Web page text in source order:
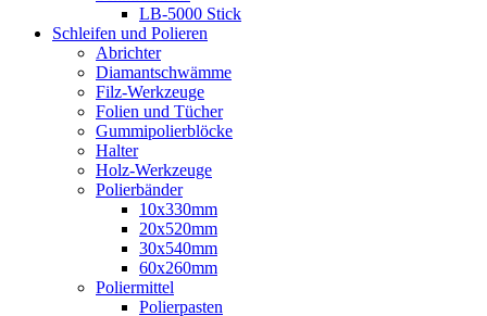
LB-5000 Stick
Schleifen und Polieren
Abrichter
Diamantschwämme
Filz-Werkzeuge
Folien und Tücher
Gummipolierblöcke
Halter
Holz-Werkzeuge
Polierbänder
10x330mm
20x520mm
30x540mm
60x260mm
Poliermittel
Polierpasten